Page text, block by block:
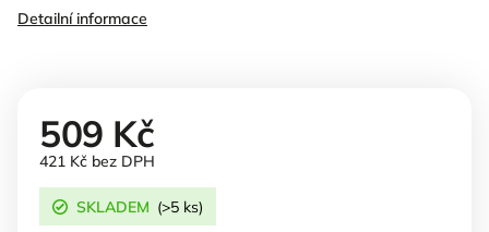
Detailní informace
509 Kč
421 Kč bez DPH
SKLADEM (>5 ks)